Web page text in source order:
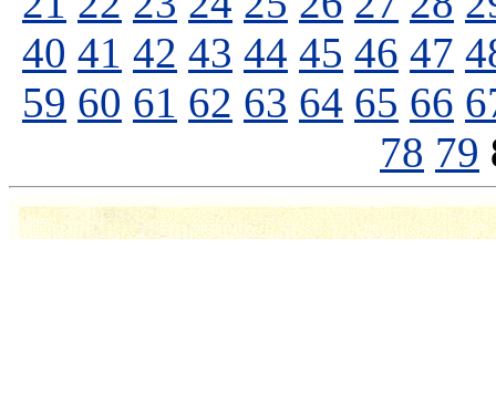
40 41 42 43 44 45 46 47
59 60 61 62 63 64 65 66
78 79